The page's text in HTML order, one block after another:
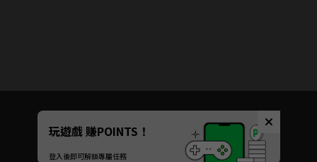
Unmute
如有不便請見諒
玩遊戲 賺POINTS！
登入後即可解鎖專屬任務